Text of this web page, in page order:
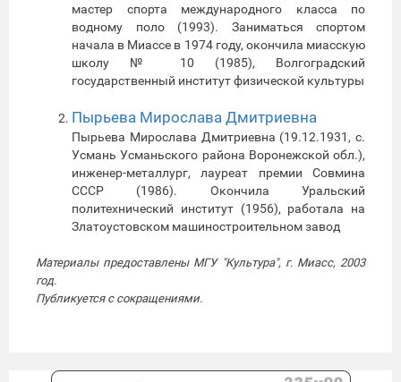
мастер спорта международного класса по
водному поло (1993). Заниматься спортом
начала в Миассе в 1974 году, окончила миасскую
школу № 10 (1985), Волгоградский
государственный институт физической культуры
Пырьева Мирослава Дмитриевна
Пырьева Мирослава Дмитриевна (19.12.1931, с.
Усмань Усманьского района Воронежской обл.),
инженер-металлург, лауреат премии Совмина
СССР (1986). Окончила Уральский
политехнический институт (1956), работала на
Златоустовском машиностроительном завод
Материалы предоставлены МГУ "Культура", г. Миасс, 2003
год.
Публикуется с сокращениями.